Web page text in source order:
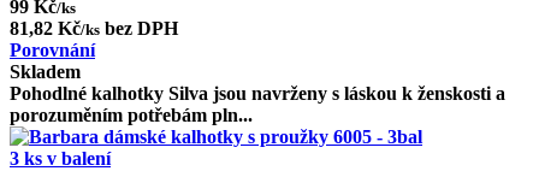
99 Kč/ks
81,82 Kč/ks bez DPH
Porovnání
Skladem
Pohodlné kalhotky Silva jsou navrženy s láskou k ženskosti a
porozuměním potřebám pln...
3 ks v balení